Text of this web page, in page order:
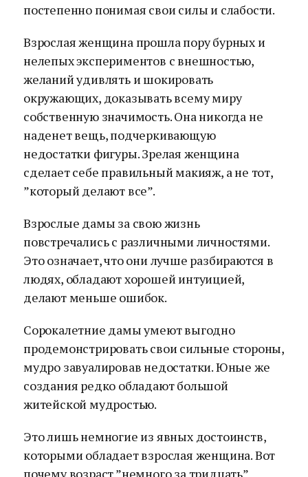
постепенно понимая свои силы и слабости.
Взрослая женщина прошла пору бурных и
нелепых экспериментов с внешностью,
желаний удивлять и шокировать
окружающих, доказывать всему миру
собственную значимость. Она никогда не
наденет вещь, подчеркивающую
недостатки фигуры. Зрелая женщина
сделает себе правильный макияж, а не тот,
”который делают все”.
Взрослые дамы за свою жизнь
повстречались с различными личностями.
Это означает, что они лучше разбираются в
людях, обладают хорошей интуицией,
делают меньше ошибок.
Сорокалетние дамы умеют выгодно
продемонстрировать свои сильные стороны,
мудро завуалировав недостатки. Юные же
создания редко обладают большой
житейской мудростью.
Это лишь немногие из явных достоинств,
которыми обладает взрослая женщина. Вот
почему возраст ”немного за тридцать”